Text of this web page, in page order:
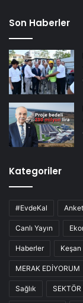
Son Haberler
Kategoriler
#EvdeKal
Canlı Yayın
Haberler Keşan
MERAK EDİYORUM
Sağlık SEKTÖR